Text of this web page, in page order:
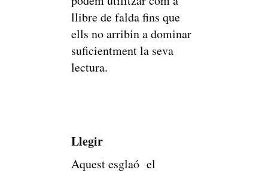
llibre de falda fins que
ells no arribin a dominar
suficientment la seva
lectura.
Llegir
Aquest esglaó el